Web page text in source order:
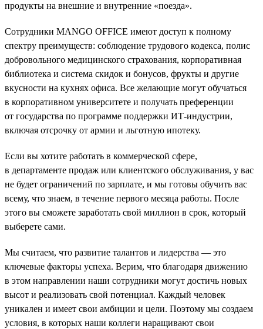
продукты на внешние и внутренние «поезда».
Сотрудники MANGO OFFICE имеют доступ к полному
спектру преимуществ: соблюдение трудового кодекса, полис
добровольного медицинского страхования, корпоративная
библиотека и система скидок и бонусов, фрукты и другие
вкусности на кухнях офиса. Все желающие могут обучаться
в корпоративном университете и получать преференции
от государства по программе поддержки ИТ-индустрии,
включая отсрочку от армии и льготную ипотеку.
Если вы хотите работать в коммерческой сфере,
в департаменте продаж или клиентского обслуживания, у вас
не будет ограничений по зарплате, и мы готовы обучить вас
всему, что знаем, в течение первого месяца работы. После
этого вы сможете заработать свой миллион в срок, который
выберете сами.
Мы считаем, что развитие талантов и лидерства — это
ключевые факторы успеха. Верим, что благодаря движению
в этом направлении наши сотрудники могут достичь новых
высот и реализовать свой потенциал. Каждый человек
уникален и имеет свои амбиции и цели. Поэтому мы создаем
условия, в которых наши коллеги наращивают свои